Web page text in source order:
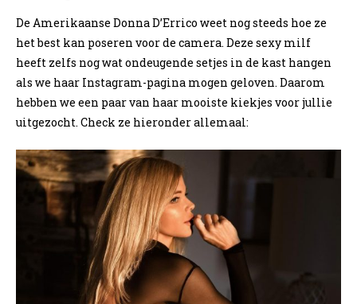
De Amerikaanse Donna D’Errico weet nog steeds hoe ze
het best kan poseren voor de camera. Deze sexy milf
heeft zelfs nog wat ondeugende setjes in de kast hangen
als we haar Instagram-pagina mogen geloven. Daarom
hebben we een paar van haar mooiste kiekjes voor jullie
uitgezocht. Check ze hieronder allemaal: